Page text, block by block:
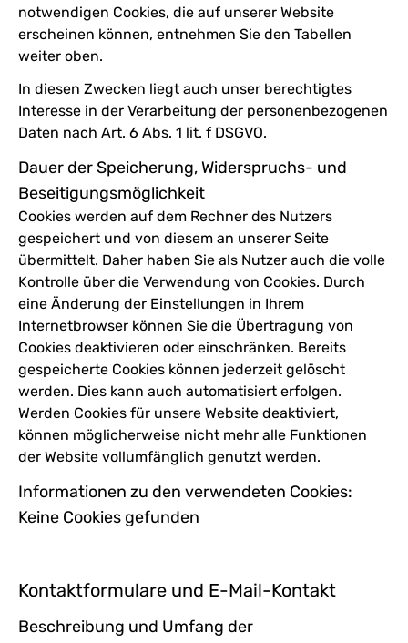
notwendigen Cookies, die auf unserer Website
erscheinen können, entnehmen Sie den Tabellen
weiter oben.
In diesen Zwecken liegt auch unser berechtigtes
Interesse in der Verarbeitung der personenbezogenen
Daten nach Art. 6 Abs. 1 lit. f DSGVO.
Dauer der Speicherung, Widerspruchs- und
Beseitigungsmöglichkeit
Cookies werden auf dem Rechner des Nutzers
gespeichert und von diesem an unserer Seite
übermittelt. Daher haben Sie als Nutzer auch die volle
Kontrolle über die Verwendung von Cookies. Durch
eine Änderung der Einstellungen in Ihrem
Internetbrowser können Sie die Übertragung von
Cookies deaktivieren oder einschränken. Bereits
gespeicherte Cookies können jederzeit gelöscht
werden. Dies kann auch automatisiert erfolgen.
Werden Cookies für unsere Website deaktiviert,
können möglicherweise nicht mehr alle Funktionen
der Website vollumfänglich genutzt werden.
Informationen zu den verwendeten Cookies:
Keine Cookies gefunden
Kontaktformulare und E-Mail-Kontakt
Beschreibung und Umfang der